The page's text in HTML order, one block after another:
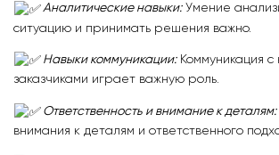
Аналитические навыки:Умение
ситуацию и принимать решения важно.
Навыки коммуникации:Коммуникация с
заказчиками играет важную роль.
Ответственность и внимание к деталям:
внимания к деталям и ответственного